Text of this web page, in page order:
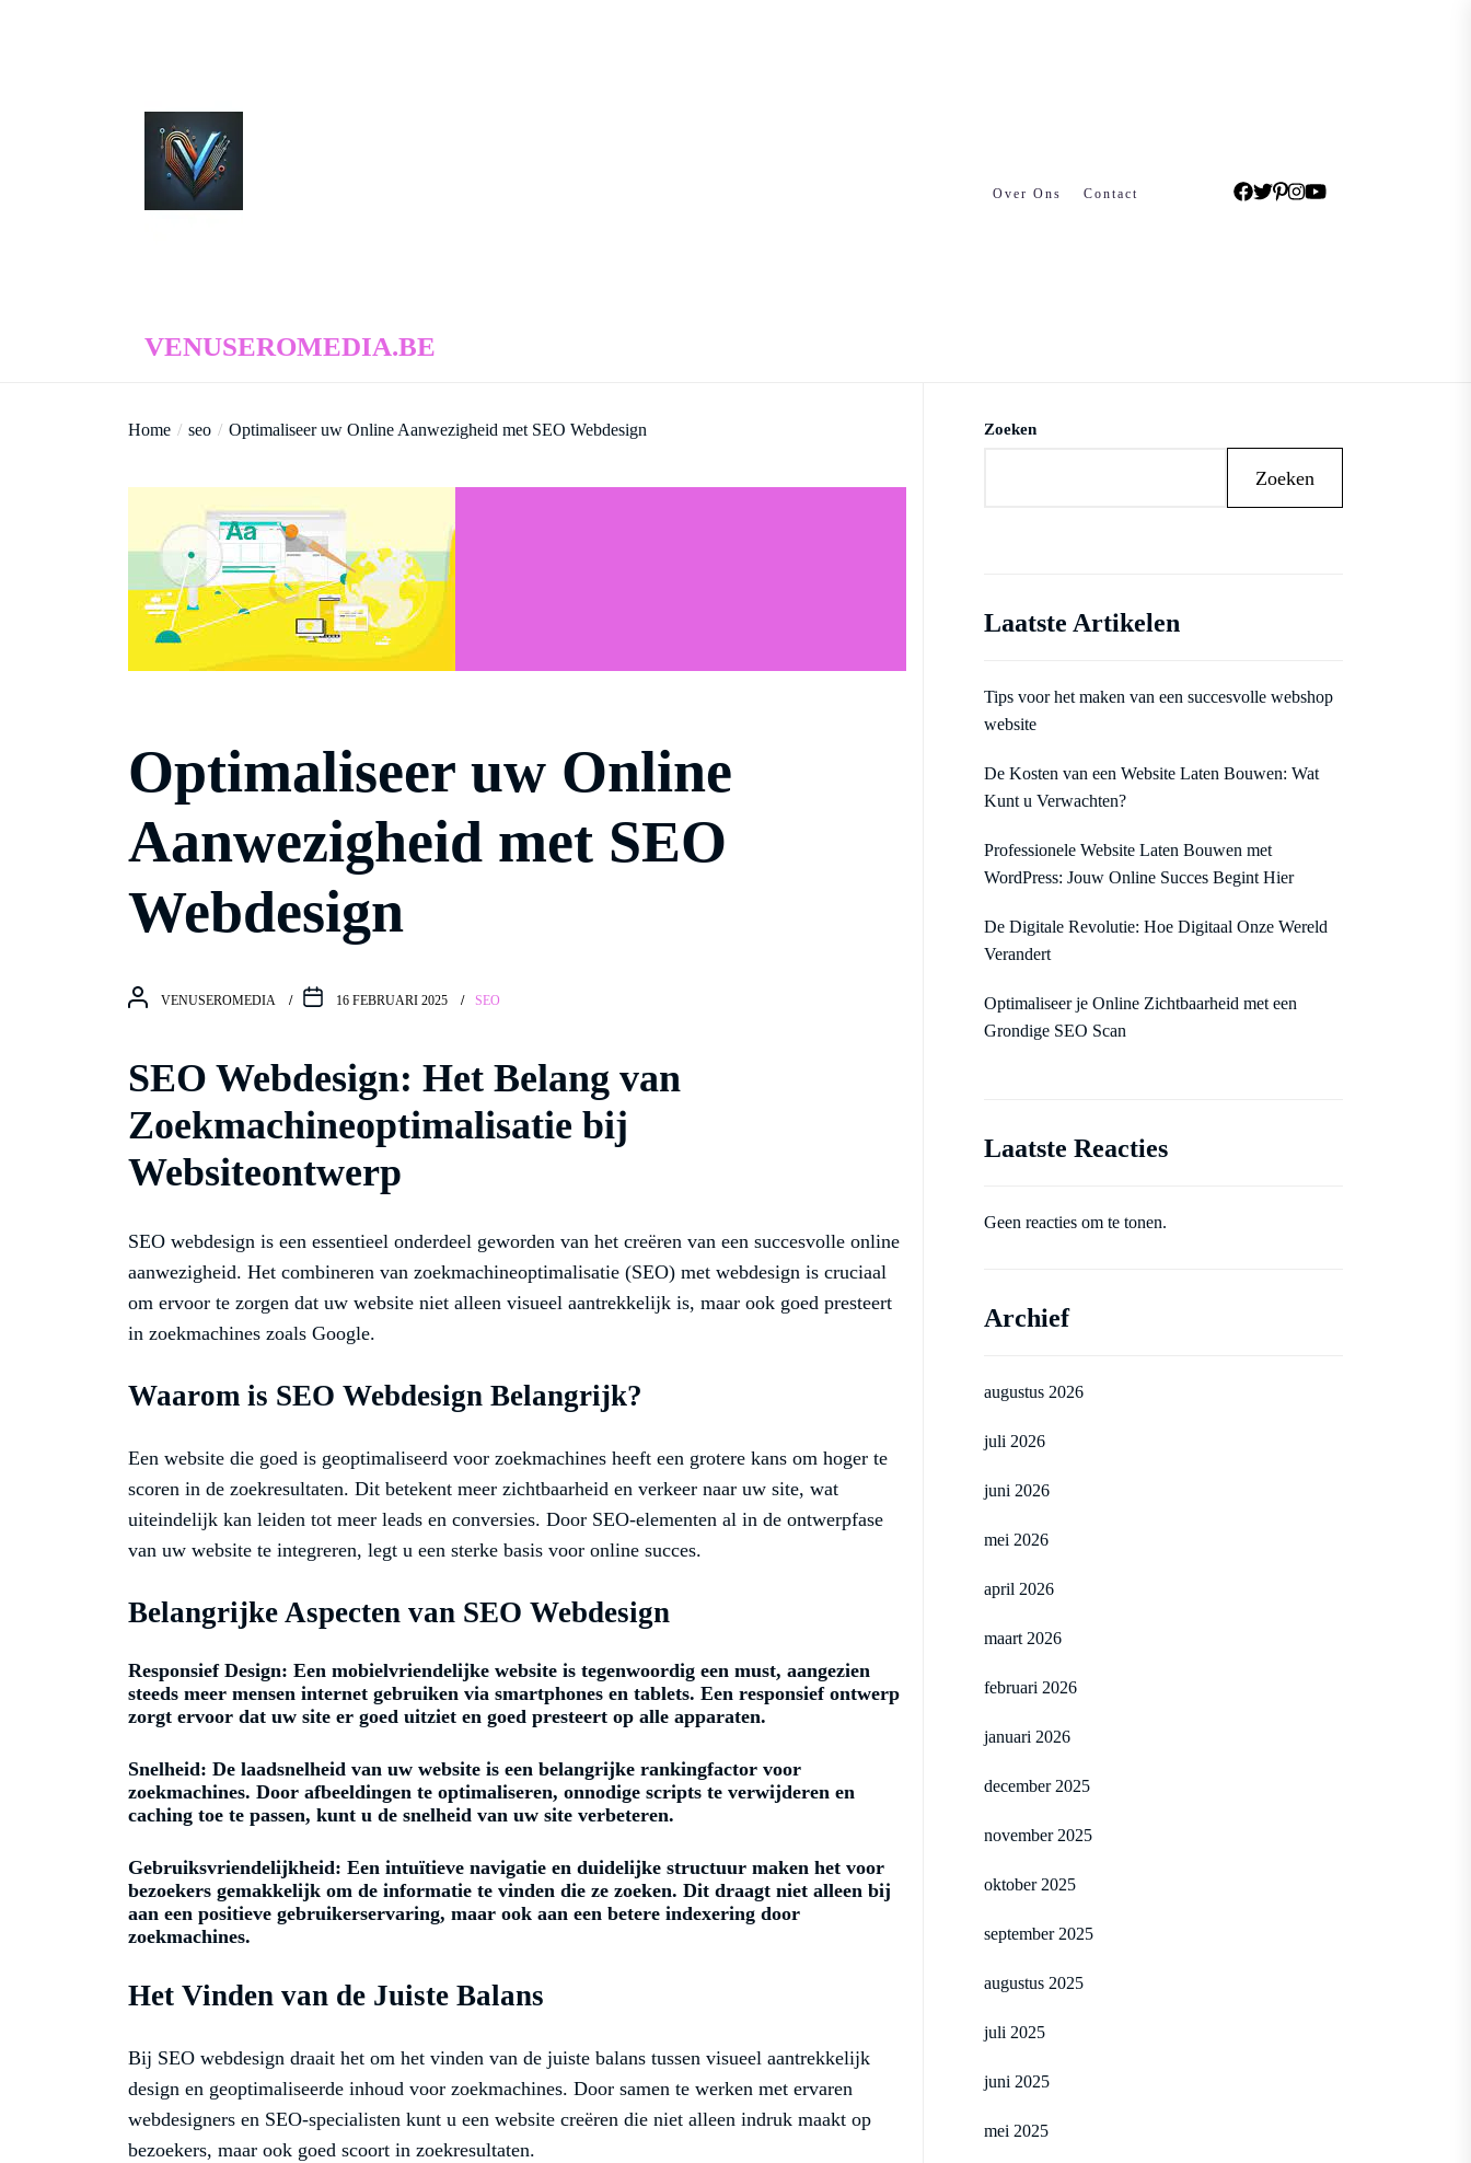
venuseromedia.be
VENUSEROMEDIA.BE
Over Ons Contact
Home seo Optimaliseer uw Online Aanwezigheid met SEO Webdesign
Optimaliseer uw Online
Aanwezigheid met SEO
Webdesign
VENUSEROMEDIA 16 FEBRUARI 2025 SEO
SEO Webdesign: Het Belang van
Zoekmachineoptimalisatie bij
Websiteontwerp
SEO webdesign is een essentieel onderdeel geworden van het creëren van een succesvolle online
aanwezigheid. Het combineren van zoekmachineoptimalisatie (SEO) met webdesign is cruciaal
om ervoor te zorgen dat uw website niet alleen visueel aantrekkelijk is, maar ook goed presteert
in zoekmachines zoals Google.
Waarom is SEO Webdesign Belangrijk?
Een website die goed is geoptimaliseerd voor zoekmachines heeft een grotere kans om hoger te
scoren in de zoekresultaten. Dit betekent meer zichtbaarheid en verkeer naar uw site, wat
uiteindelijk kan leiden tot meer leads en conversies. Door SEO-elementen al in de ontwerpfase
van uw website te integreren, legt u een sterke basis voor online succes.
Belangrijke Aspecten van SEO Webdesign
Responsief Design: Een mobielvriendelijke website is tegenwoordig een must, aangezien
steeds meer mensen internet gebruiken via smartphones en tablets. Een responsief ontwerp
zorgt ervoor dat uw site er goed uitziet en goed presteert op alle apparaten.
Snelheid: De laadsnelheid van uw website is een belangrijke rankingfactor voor
zoekmachines. Door afbeeldingen te optimaliseren, onnodige scripts te verwijderen en
caching toe te passen, kunt u de snelheid van uw site verbeteren.
Gebruiksvriendelijkheid: Een intuïtieve navigatie en duidelijke structuur maken het voor
bezoekers gemakkelijk om de informatie te vinden die ze zoeken. Dit draagt niet alleen bij
aan een positieve gebruikerservaring, maar ook aan een betere indexering door
zoekmachines.
Het Vinden van de Juiste Balans
Bij SEO webdesign draait het om het vinden van de juiste balans tussen visueel aantrekkelijk
design en geoptimaliseerde inhoud voor zoekmachines. Door samen te werken met ervaren
webdesigners en SEO-specialisten kunt u een website creëren die niet alleen indruk maakt op
bezoekers, maar ook goed scoort in zoekresultaten.
Zoeken
Zoeken
Laatste Artikelen
Tips voor het maken van een succesvolle webshop
website
De Kosten van een Website Laten Bouwen: Wat
Kunt u Verwachten?
Professionele Website Laten Bouwen met
WordPress: Jouw Online Succes Begint Hier
De Digitale Revolutie: Hoe Digitaal Onze Wereld
Verandert
Optimaliseer je Online Zichtbaarheid met een
Grondige SEO Scan
Laatste Reacties
Geen reacties om te tonen.
Archief
augustus 2026
juli 2026
juni 2026
mei 2026
april 2026
maart 2026
februari 2026
januari 2026
december 2025
november 2025
oktober 2025
september 2025
augustus 2025
juli 2025
juni 2025
mei 2025